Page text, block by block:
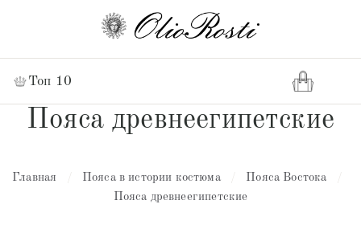
Топ 10
Пояса древнеегипетские
Главная Пояса в истории костюма Пояса Востока
Пояса древнеегипетские